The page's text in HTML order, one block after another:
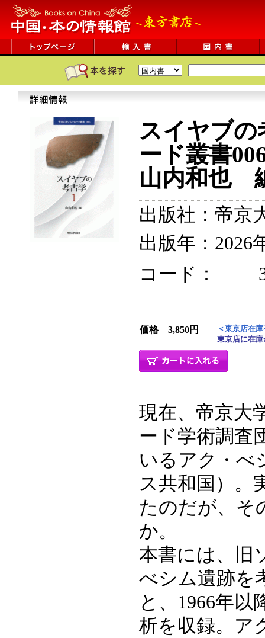
スイヤブの
ード叢書
山内和也
出版社：帝京
出版年：2026
コード：
価格 3,850円
＜東京店在
東京店に在
現在、帝京大
ード学術調査
いるアク・べ
ス共和国）。
たのだが、そ
か。
本書には、旧
べシム遺跡を
と、1966年
析を収録。ア